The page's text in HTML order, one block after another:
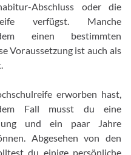
Abschluss oder die
verfügst. Manche
einen bestimmten
Voraussetzung ist auch als
erworben hast,
Fall musst du eine
und ein paar Jahre
Abgesehen von den
du einige persönliche